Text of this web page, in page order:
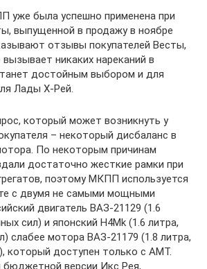
уже была успешно применена при
выпущенной в продажу в ноябре
отзывы покупателей Весты,
никаких нареканий в
достойным выбором и для
Лады Х-Рей.
который может возникнуть у
– некоторый дисбаланс в
По некоторым причинам
достаточно жесткие рамки при
поэтому МКПП используется
с двумя не самыми мощными
двигатель ВАЗ-21129 (1.6
сил) и японский H4Mk (1.6 литра,
слабее мотора ВАЗ-21179 (1.8 литра,
который доступен только с АМТ.
бюджетной версии Икс Рея,